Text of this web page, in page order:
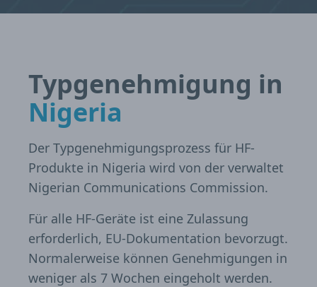
Typgenehmigung in
Nigeria
Der Typgenehmigungsprozess für HF-
Produkte in Nigeria wird von der verwaltet
Nigerian Communications Commission.
Für alle HF-Geräte ist eine Zulassung
erforderlich, EU-Dokumentation bevorzugt.
Normalerweise können Genehmigungen in
weniger als 7 Wochen eingeholt werden.